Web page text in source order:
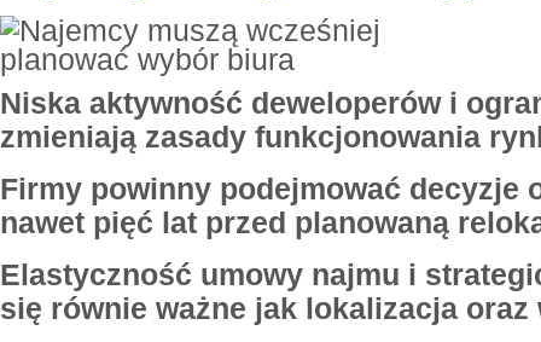
Niska aktywność deweloperów i
zmieniają zasady funkcjonowania
Firmy powinny podejmować decyzje
nawet pięć lat przed planowaną
Elastyczność umowy najmu i
się równie ważne jak lokalizacja